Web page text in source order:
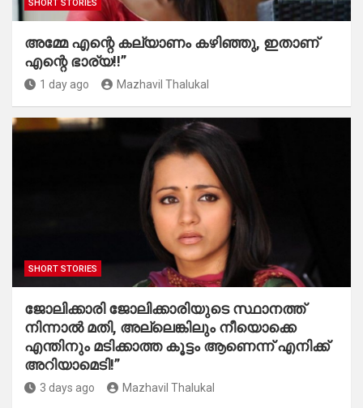
SHORT STORIES
അമ്മേ എന്റെ കല്യാണം കഴിഞ്ഞു, ഇതാണ്
എന്റെ ഭാര്യ!!”
1 day ago Mazhavil Thalukal
SHORT STORIES
ജോലിക്കാരി ജോലിക്കാരിയുടെ സ്ഥാനത്ത്
നിന്നാൽ മതി, അല്ലെങ്കിലും നീയൊക്കെ
എന്തിനും മടിക്കാത്ത കൂട്ടം ആണെന്ന് എനിക്ക്
അറിയാമെടി!”
3 days ago Mazhavil Thalukal